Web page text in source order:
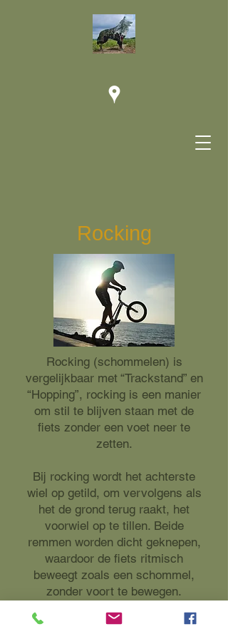
Rocking
Rocking (schommelen) is
vergelijkbaar met “Trackstand” en
“Hopping”, rocking is een manier
om stil te blijven staan met de
fiets zonder een voet neer te
zetten.
Bij rocking wordt het achterste
wiel op getild, om vervolgens als
het de grond terug raakt, het
voorwiel op te tillen. Beide
remmen worden dicht geknepen,
waardoor de fiets ritmisch
beweegt zoals een schommel,
zonder voort te bewegen.
Rocking kan worden gebruikt om